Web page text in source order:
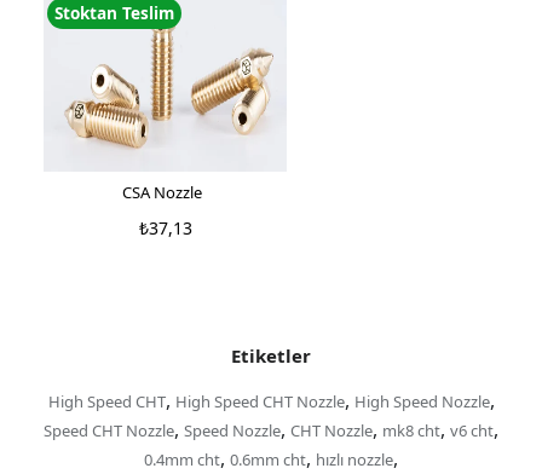
CSA Nozzle
₺37,13
Stoktan Teslim
Etiketler
High Speed CHT, High Speed CHT Nozzle, High Speed Nozzle,
Speed CHT Nozzle, Speed Nozzle, CHT Nozzle, mk8 cht, v6 cht,
0.4mm cht, 0.6mm cht, hızlı nozzle,